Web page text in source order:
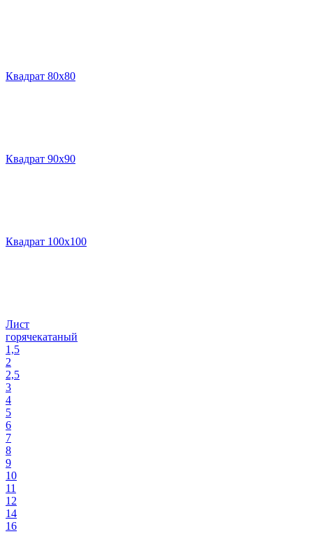
Квадрат 80х80
Квадрат 90х90
Квадрат 100х100
Лист
горячекатаный
1,5
2
2,5
3
4
5
6
7
8
9
10
11
12
14
16